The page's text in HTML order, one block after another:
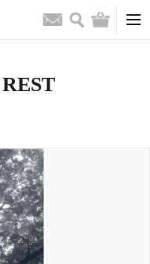
お問い合わせ
検索 バッグ